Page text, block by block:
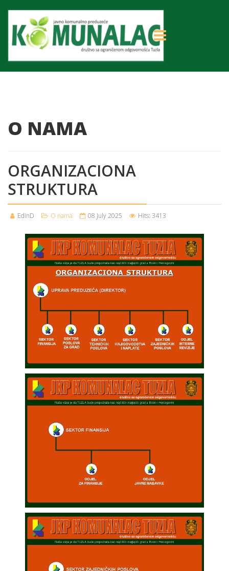
O NAMA
ORGANIZACIONA
STRUKTURA
EdinD O nama 08 July 2025 Hits: 3413